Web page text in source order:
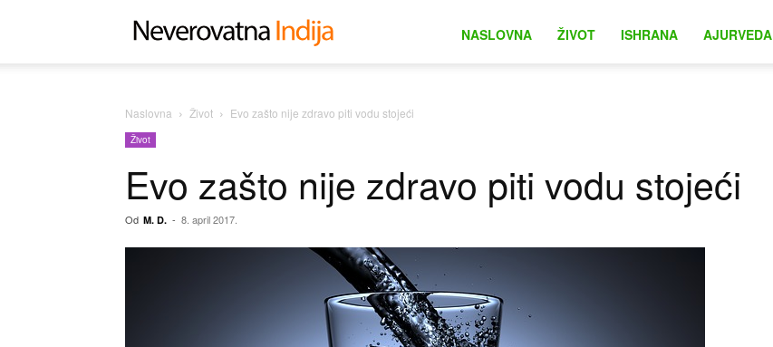
NASLOVNA ŽIVOT ISHRANA AJURVEDA
Naslovna Život Evo zašto nije zdravo piti vodu stojeći
Život
Evo zašto nije zdravo piti vodu stojeći
Od M. D. - 8. april 2017.